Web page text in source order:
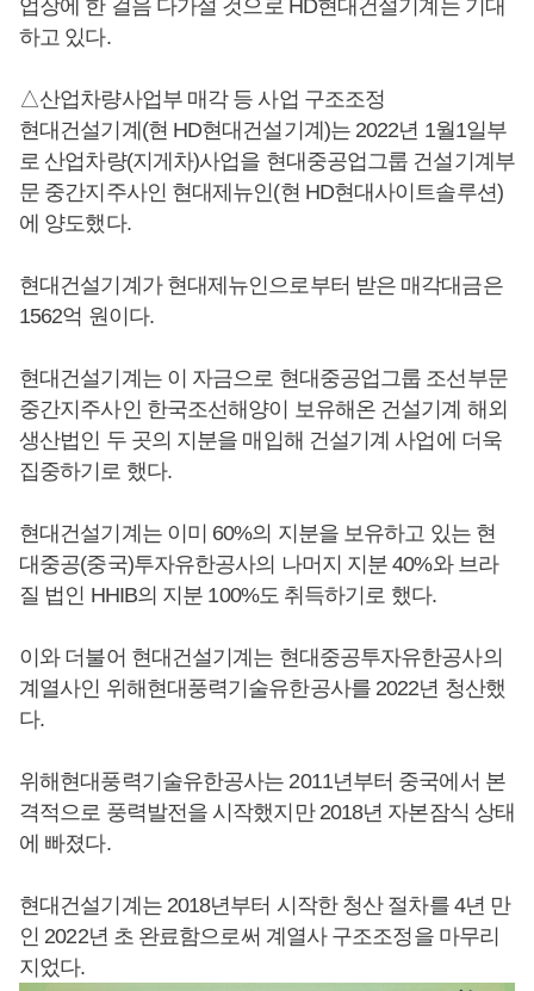
업장에 한 걸음 다가설 것으로 HD현대건설기계는 기대
하고 있다.
△산업차량사업부 매각 등 사업 구조조정
현대건설기계(현 HD현대건설기계)는 2022년 1월1일부
로 산업차량(지게차)사업을 현대중공업그룹 건설기계부
문 중간지주사인 현대제뉴인(현 HD현대사이트솔루션)
에 양도했다.
현대건설기계가 현대제뉴인으로부터 받은 매각대금은
1562억 원이다.
현대건설기계는 이 자금으로 현대중공업그룹 조선부문
중간지주사인 한국조선해양이 보유해온 건설기계 해외
생산법인 두 곳의 지분을 매입해 건설기계 사업에 더욱
집중하기로 했다.
현대건설기계는 이미 60%의 지분을 보유하고 있는 현
대중공(중국)투자유한공사의 나머지 지분 40%와 브라
질 법인 HHIB의 지분 100%도 취득하기로 했다.
이와 더불어 현대건설기계는 현대중공투자유한공사의
계열사인 위해현대풍력기술유한공사를 2022년 청산했
다.
위해현대풍력기술유한공사는 2011년부터 중국에서 본
격적으로 풍력발전을 시작했지만 2018년 자본잠식 상태
에 빠졌다.
현대건설기계는 2018년부터 시작한 청산 절차를 4년 만
인 2022년 초 완료함으로써 계열사 구조조정을 마무리
지었다.